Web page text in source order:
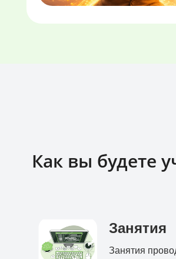
Как вы будете
Занятия
Занятия